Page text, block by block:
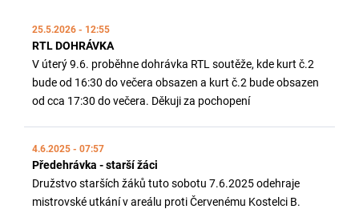
25.5.2026 - 12:55
RTL DOHRÁVKA
V úterý 9.6. proběhne dohrávka RTL soutěže, kde kurt č.2
bude od 16:30 do večera obsazen a kurt č.2 bude obsazen
od cca 17:30 do večera. Děkuji za pochopení
4.6.2025 - 07:57
Předehrávka - starší žáci
Družstvo starších žáků tuto sobotu 7.6.2025 odehraje
mistrovské utkání v areálu proti Červenému Kostelci B.